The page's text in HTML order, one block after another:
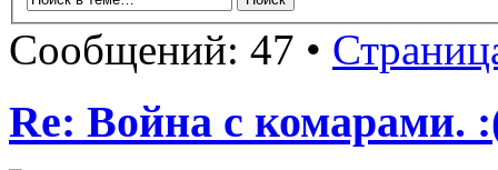
Сообщений: 47 •
Re: Война с комарами.